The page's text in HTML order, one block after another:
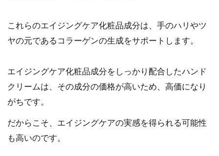
これらのエイジングケア化粧品成分は、手のハリやツ
ヤの元であるコラーゲンの生成をサポートします。
エイジングケア化粧品成分をしっかり配合したハンド
クリームは、その成分の価格が高いため、高価になり
がちです。
だからこそ、エイジングケアの実感を得られる可能性
も高いのです。